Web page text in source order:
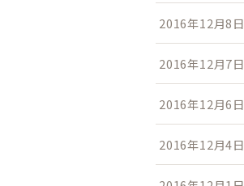
2016年12月8日
2016年12月7日
2016年12月6日
2016年12月4日